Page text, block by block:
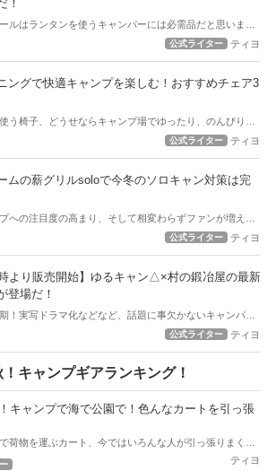
！
ルはランタンを使うキャンパーには必需品だと思います
これも色々あっていざチョイスしようと思うと大変。 ラ
の良いランタンポールを紹介します！
公式ライター ティヨ
ングで快適キャンプを楽しむ！おすすめチェア3
う椅子、どうせならキャンプ場でゆったり、のんびりで
使いたいと思いませんか？ 折りたたみの椅子と違って少し
すよ！
公式ライター ティヨ
ムの薪グリルsoloで今冬のソロキャン対策は完
への注目度の高まり、そして相変わらずファンが増え続
ャンプですが、ユニフレームの薪グリルsoloを使えば、キ
プはユニフレームの薪グリルsoloで行きましょう！
公式ライター ティヨ
時より販売開始】ゆるキャン△×村の鍛冶屋の最新
登場だ！
！実写ドラマ化などなど、話題に事欠かないキャンパー
人気作品『ゆるキャン△』ですが、今回新たなコラボアイ
なこのアイテムは争奪戦必至！ 今の間にこの鉈のスペッ
予習しておきましょう！
公式ライター ティヨ
キャンプギアランキング！
キャンプで海で公園で！色んなカートを引っ張
荷物を運ぶカート、今ではいろんな人が引っ張りまくっ
ァミキャンスタイルの筆者もこれまで、様々なカートを
ティヨ